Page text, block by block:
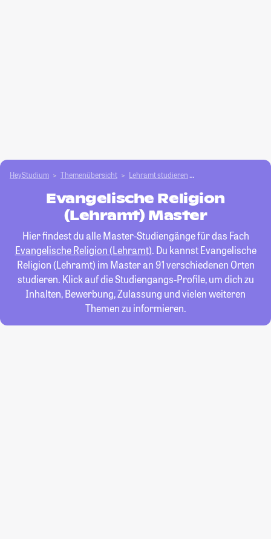
HeyStudium Themenübersicht Lehramt studieren
Evangelische Religion
(Lehramt) Master
Hier findest du alle Master-Studiengänge für das Fach
Evangelische Religion (Lehramt). Du kannst Evangelische
Religion (Lehramt) im Master an 91 verschiedenen Orten
studieren. Klick auf die Studiengangs-Profile, um dich zu
Inhalten, Bewerbung, Zulassung und vielen weiteren
Themen zu informieren.